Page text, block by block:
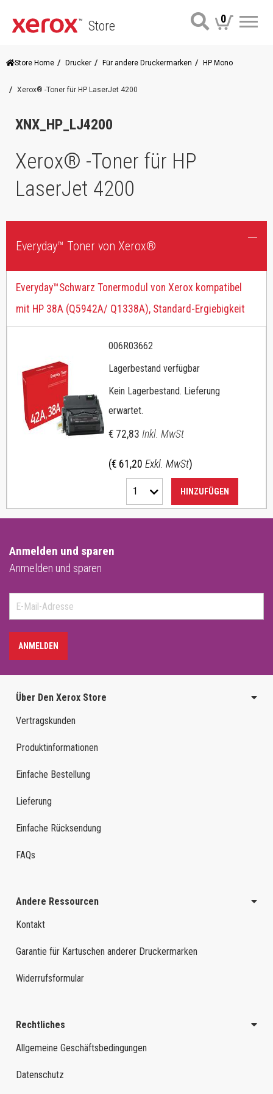
Store 0
Store Home Drucker Für andere Druckermarken HP Mono
Xerox® -Toner für HP LaserJet 4200
XNX_HP_LJ4200
Xerox® -Toner für HP
LaserJet 4200
Everyday™ Toner von Xerox®
Everyday™Schwarz Tonermodul von Xerox kompatibel
mit HP 38A (Q5942A/ Q1338A), Standard-Ergiebigkeit
006R03662
Lagerbestand verfügbar
Kein Lagerbestand. Lieferung
erwartet.
€ 72,83 Inkl. MwSt
(€ 61,20 Exkl. MwSt)
1 HINZUFÜGEN
Anmelden und sparen
Anmelden und sparen
ANMELDEN
Über Den Xerox Store
Vertragskunden
Produktinformationen
Einfache Bestellung
Lieferung
Einfache Rücksendung
FAQs
Andere Ressourcen
Kontakt
Garantie für Kartuschen anderer Druckermarken
Widerrufsformular
Rechtliches
Allgemeine Geschäftsbedingungen
Datenschutz